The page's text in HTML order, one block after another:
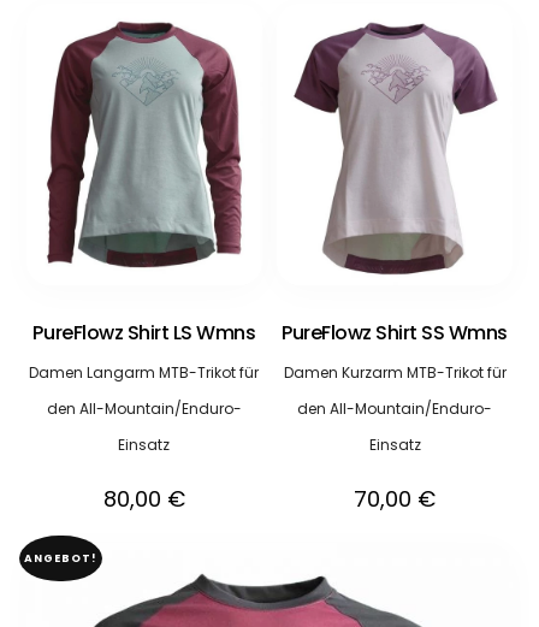
PureFlowz Shirt LS Wmns
Damen Langarm MTB-Trikot für
den All-Mountain/Enduro-
Einsatz
80,00 €
PureFlowz Shirt SS Wmns
Damen Kurzarm MTB-Trikot für
den All-Mountain/Enduro-
Einsatz
70,00 €
ANGEBOT!